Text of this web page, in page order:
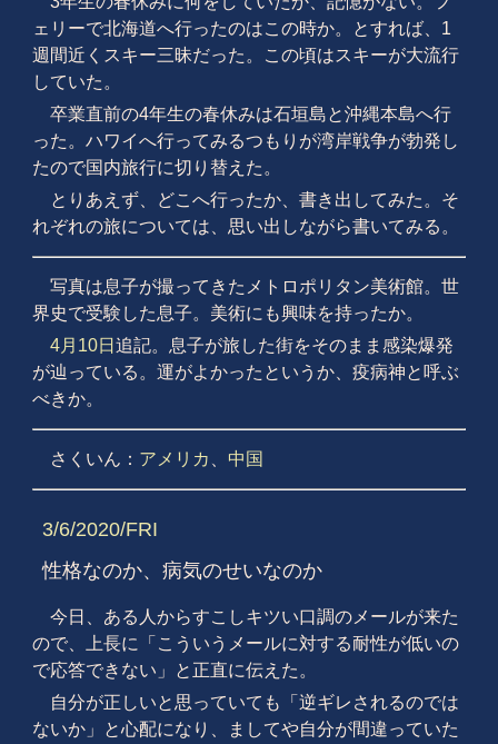
ェリーで北海道へ行ったのはこの時か。とすれば、1
週間近くスキー三昧だった。この頃はスキーが大流行
していた。
卒業直前の4年生の春休みは石垣島と沖縄本島へ行
った。ハワイへ行ってみるつもりが湾岸戦争が勃発し
たので国内旅行に切り替えた。
とりあえず、どこへ行ったか、書き出してみた。そ
れぞれの旅については、思い出しながら書いてみる。
写真は息子が撮ってきたメトロポリタン美術館。世
界史で受験した息子。美術にも興味を持ったか。
4月10日 追記。息子が旅した街をそのまま感染爆発
が辿っている。運がよかったというか、疫病神と呼ぶ
べきか。
さくいん： アメリカ 、 中国
3/6/2020/FRI
性格なのか、病気のせいなのか
今日、ある人からすこしキツい口調のメールが来た
ので、上長に「こういうメールに対する耐性が低いの
で応答できない」と正直に伝えた。
自分が正しいと思っていても「逆ギレされるのでは
ないか」と心配になり、ましてや自分が間違っていた